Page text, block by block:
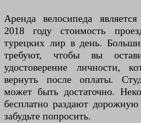
Аренда велосипеда
2018 году стоимость
турецких лир в день.
требуют, чтобы вы
удостоверение личности,
вернуть после оплаты.
может быть достаточно.
бесплатно раздают
забудьте попросить.